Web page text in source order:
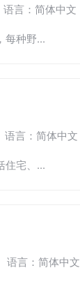
语言：简体中文
每种野...
语言：简体中文
住宅、...
语言：简体中文